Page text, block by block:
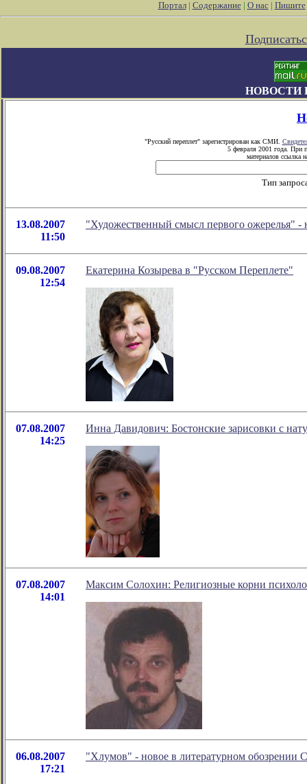
Портал| Содержание| О нас| Пишите
НОВОСТИ
"Русский переплет" зарегистрирован как СМИ.
5 февраля 2001 года. При
материалов ссылка
Тип
13.08.2007
11:50
"Художественный смысл первого ожерелья"
09.08.2007
12:54
Екатерина Козырева в "Русском Переплете"
07.08.2007
14:25
Инна Давидович: Бостонские зарисовки с
07.08.2007
14:01
Максим Солохин: Религиозные корни
06.08.2007
17:21
"Хлумов" - новое в литературном обозрении